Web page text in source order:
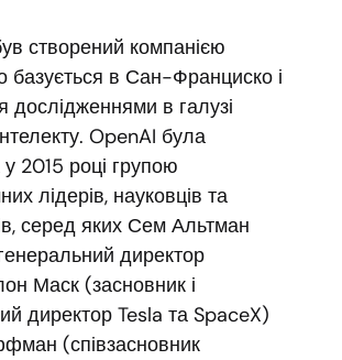
створений компанією
базується в Сан-Франциско і
дослідженнями в галузі
OpenAI була
2015 році групою
лідерів, науковців та
серед яких Сем Альтман
директор
Маск (засновник і
директор Tesla та SpaceX)
(співзасновник